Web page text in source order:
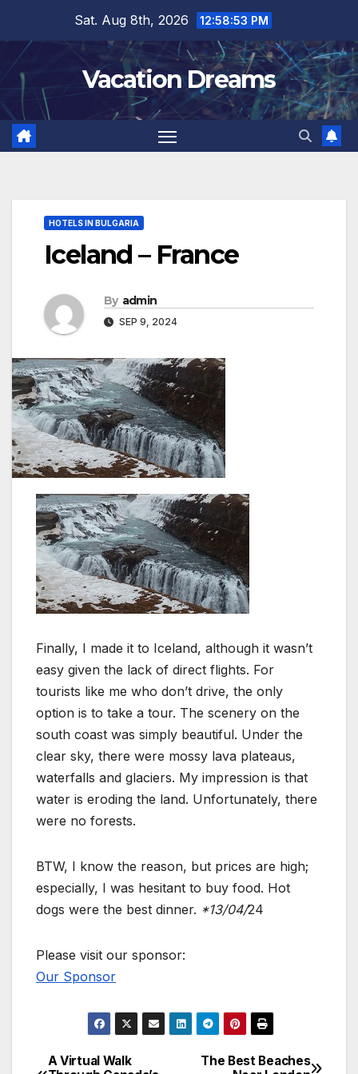
content
Sat. Aug 8th, 2026 12:58:54 PM
Vacation Dreams
HOTELS IN BULGARIA
Iceland – France
By admin
SEP 9, 2024
Finally, I made it to Iceland, although it wasn’t
easy given the lack of direct flights. For
tourists like me who don’t drive, the only
option is to take a tour. The scenery on the
south coast was simply beautiful. Under the
clear sky, there were mossy lava plateaus,
waterfalls and glaciers. My impression is that
water is eroding the land. Unfortunately, there
were no forests.
BTW, I know the reason, but prices are high;
especially, I was hesitant to buy food. Hot
dogs were the best dinner. *13/04/24
Please visit our sponsor:
Our Sponsor
The Best Beaches
A Virtual Walk